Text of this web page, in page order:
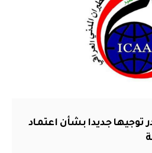
جديدا بشأن اعتماد